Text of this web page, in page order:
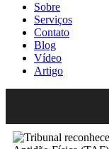
Sobre
Serviços
Contato
Blog
Vídeo
Artigo